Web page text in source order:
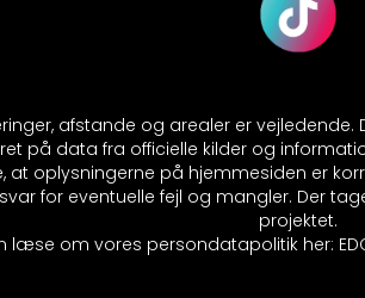
afstande og arealer er
på data fra officielle kilder og
at oplysningerne på hjemmesiden er
for eventuelle fejl og mangler. Der
projektet.
læse om vores persondatapolitik her: